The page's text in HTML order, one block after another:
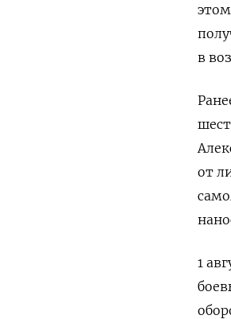
в
от
1